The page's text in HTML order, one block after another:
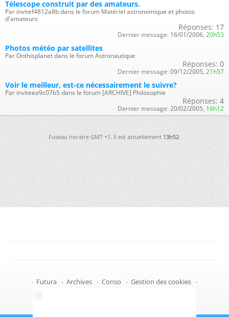
Télescope construit par des amateurs.
Par invitef4812a8b dans le forum Matériel astronomique et photos
d'amateurs
Réponses: 17
Dernier message: 16/01/2006, 20h53
Photos météo par satellites
Par Onthisplanet dans le forum Astronautique
Réponses: 0
Dernier message: 09/12/2005, 21h57
Voir le meilleur, est-ce nécessairement le suivre?
Par inviteea9c07b5 dans le forum [ARCHIVE] Philosophie
Réponses: 4
Dernier message: 20/02/2005, 16h12
Fuseau horaire GMT +1. Il est actuellement13h52.
- Futura - Archives - Conso - Gestion des cookies -